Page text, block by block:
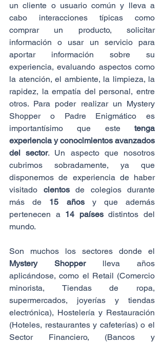
un cliente o usuario común y lleva a
cabo interacciones típicas como
comprar un producto, solicitar
información o usar un servicio para
aportar información sobre su
experiencia, evaluando aspectos como
la atención, el ambiente, la limpieza, la
rapidez, la empatía del personal, entre
otros. Para poder realizar un Mystery
Shopper o Padre Enigmático es
importantísimo que este tenga
experiencia y conocimientos avanzados
del sector. Un aspecto que nosotros
cubrimos sobradamente, ya que
disponemos de experiencia de haber
visitado cientos de colegios durante
más de 15 años y que además
pertenecen a 14 países distintos del
mundo.
Mystery Shopper lleva años
aplicándose, como el Retail (Comercio
minorista, Tiendas de ropa,
supermercados, joyerías y tiendas
electrónica), Hostelería y Restauración
(Hoteles, restaurantes y cafeterías) o el
Sector Financiero, (Bancos y